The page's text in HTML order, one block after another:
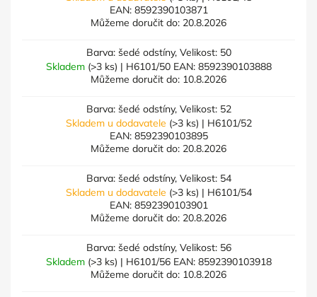
EAN: 8592390103871
Můžeme doručit do: 20.8.2026
Barva: šedé odstíny, Velikost: 50
Skladem (>3 ks) | H6101/50 EAN: 8592390103888
Můžeme doručit do: 10.8.2026
Barva: šedé odstíny, Velikost: 52
Skladem u dodavatele (>3 ks) | H6101/52
EAN: 8592390103895
Můžeme doručit do: 20.8.2026
Barva: šedé odstíny, Velikost: 54
Skladem u dodavatele (>3 ks) | H6101/54
EAN: 8592390103901
Můžeme doručit do: 20.8.2026
Barva: šedé odstíny, Velikost: 56
Skladem (>3 ks) | H6101/56 EAN: 8592390103918
Můžeme doručit do: 10.8.2026